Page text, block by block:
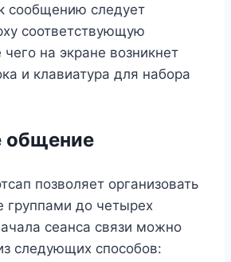
сообщению следует
соответствующую
на экране возникнет
и клавиатура для набора
общение
позволяет организовать
группами до четырех
сеанса связи можно
следующих способов: